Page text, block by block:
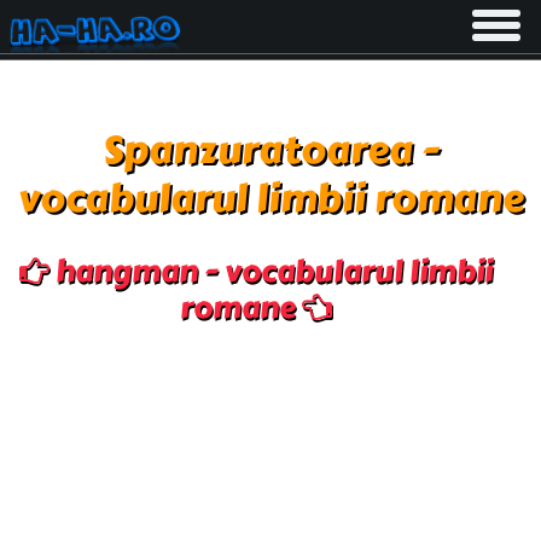
Toggle
Spanzuratoarea -
vocabularul limbii romane
hangman - vocabularul limbii
romane